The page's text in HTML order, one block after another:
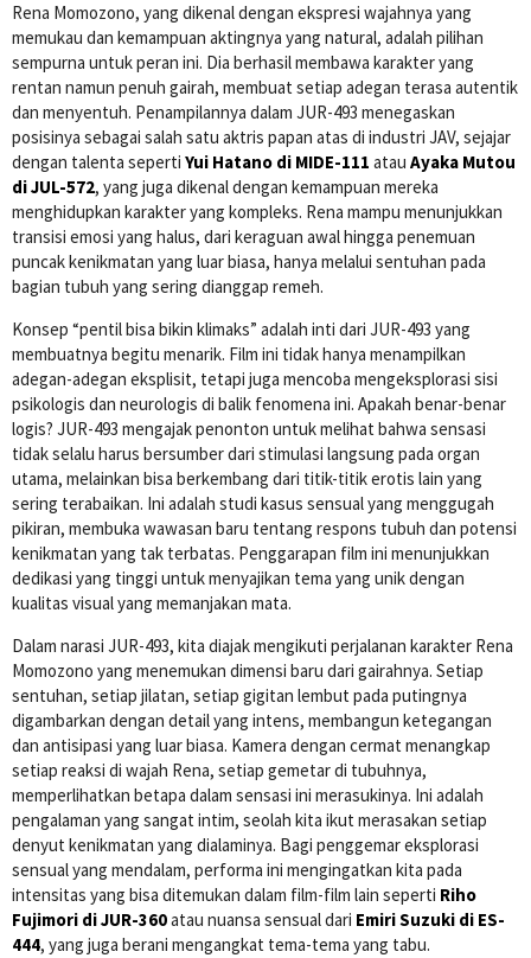
Rena Momozono, yang dikenal dengan ekspresi wajahnya yang
memukau dan kemampuan aktingnya yang natural, adalah pilihan
sempurna untuk peran ini. Dia berhasil membawa karakter yang
rentan namun penuh gairah, membuat setiap adegan terasa autentik
dan menyentuh. Penampilannya dalam JUR-493 menegaskan
posisinya sebagai salah satu aktris papan atas di industri JAV, sejajar
dengan talenta seperti Yui Hatano di MIDE-111 atau Ayaka Mutou
di JUL-572, yang juga dikenal dengan kemampuan mereka
menghidupkan karakter yang kompleks. Rena mampu menunjukkan
transisi emosi yang halus, dari keraguan awal hingga penemuan
puncak kenikmatan yang luar biasa, hanya melalui sentuhan pada
bagian tubuh yang sering dianggap remeh.
Konsep “pentil bisa bikin klimaks” adalah inti dari JUR-493 yang
membuatnya begitu menarik. Film ini tidak hanya menampilkan
adegan-adegan eksplisit, tetapi juga mencoba mengeksplorasi sisi
psikologis dan neurologis di balik fenomena ini. Apakah benar-benar
logis? JUR-493 mengajak penonton untuk melihat bahwa sensasi
tidak selalu harus bersumber dari stimulasi langsung pada organ
utama, melainkan bisa berkembang dari titik-titik erotis lain yang
sering terabaikan. Ini adalah studi kasus sensual yang menggugah
pikiran, membuka wawasan baru tentang respons tubuh dan potensi
kenikmatan yang tak terbatas. Penggarapan film ini menunjukkan
dedikasi yang tinggi untuk menyajikan tema yang unik dengan
kualitas visual yang memanjakan mata.
Dalam narasi JUR-493, kita diajak mengikuti perjalanan karakter Rena
Momozono yang menemukan dimensi baru dari gairahnya. Setiap
sentuhan, setiap jilatan, setiap gigitan lembut pada putingnya
digambarkan dengan detail yang intens, membangun ketegangan
dan antisipasi yang luar biasa. Kamera dengan cermat menangkap
setiap reaksi di wajah Rena, setiap gemetar di tubuhnya,
memperlihatkan betapa dalam sensasi ini merasukinya. Ini adalah
pengalaman yang sangat intim, seolah kita ikut merasakan setiap
denyut kenikmatan yang dialaminya. Bagi penggemar eksplorasi
sensual yang mendalam, performa ini mengingatkan kita pada
intensitas yang bisa ditemukan dalam film-film lain seperti Riho
Fujimori di JUR-360atau nuansa sensual dari Emiri Suzuki di ES-
444, yang juga berani mengangkat tema-tema yang tabu.